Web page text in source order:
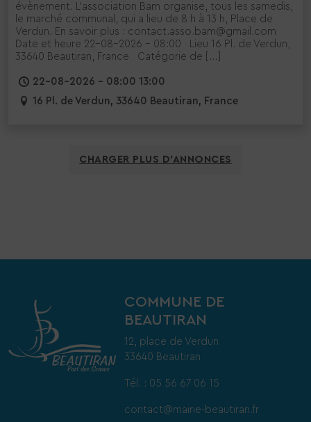
évènement. L’association Bam organise, tous les samedis,
le marché communal, qui a lieu de 8 h à 13 h, Place de
Verdun. En savoir plus : contact.asso.bam@gmail.com
Date et heure 22-08-2026 - 08:00 Lieu 16 Pl. de Verdun,
33640 Beautiran, France Catégorie de […]
22-08-2026 - 08:00 13:00
16 Pl. de Verdun, 33640 Beautiran, France
CHARGER PLUS D’ANNONCES
COMMUNE DE
BEAUTIRAN
12, place de Verdun
33640 Beautiran
Tél. : 05 56 67 06 15
contact@mairie-beautiran.fr